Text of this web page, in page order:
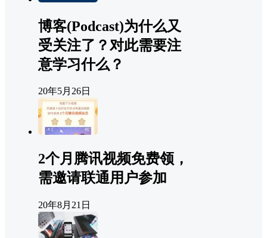
博客(Podcast)为什么又
受关注了？对此需要注
意学习什么？
20年5月26日
2个月腾讯视频免费领，
需邀请联通用户参加
20年8月21日